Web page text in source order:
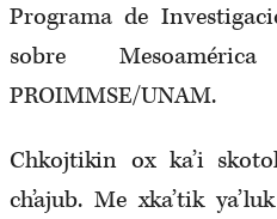
Programa de
sobre
PROIMMSE/UNAM.
Chkojtikin ox ka’i
ch’ajub. Me xka’tik